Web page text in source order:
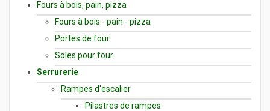
Fours à bois, pain, pizza
Fours à bois - pain - pizza
Portes de four
Soles pour four
Serrurerie
Rampes d'escalier
Pilastres de rampes